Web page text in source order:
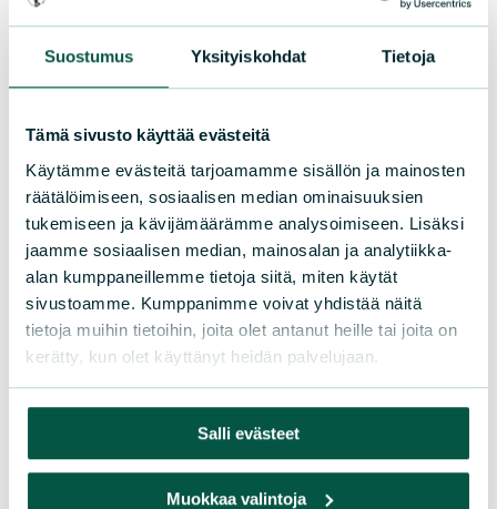
Suostumus Yksityiskohdat Tietoja
Tämä sivusto käyttää evästeitä
Käytämme evästeitä tarjoamamme sisällön ja mainosten
räätälöimiseen, sosiaalisen median ominaisuuksien
tukemiseen ja kävijämäärämme analysoimiseen. Lisäksi
jaamme sosiaalisen median, mainosalan ja analytiikka-
alan kumppaneillemme tietoja siitä, miten käytät
sivustoamme. Kumppanimme voivat yhdistää näitä
tietoja muihin tietoihin, joita olet antanut heille tai joita on
kerätty, kun olet käyttänyt heidän palvelujaan.
Salli evästeet
Muokkaa valintoja
9JN9Aa2k).
Lisää kalenteriin
Lahjoita